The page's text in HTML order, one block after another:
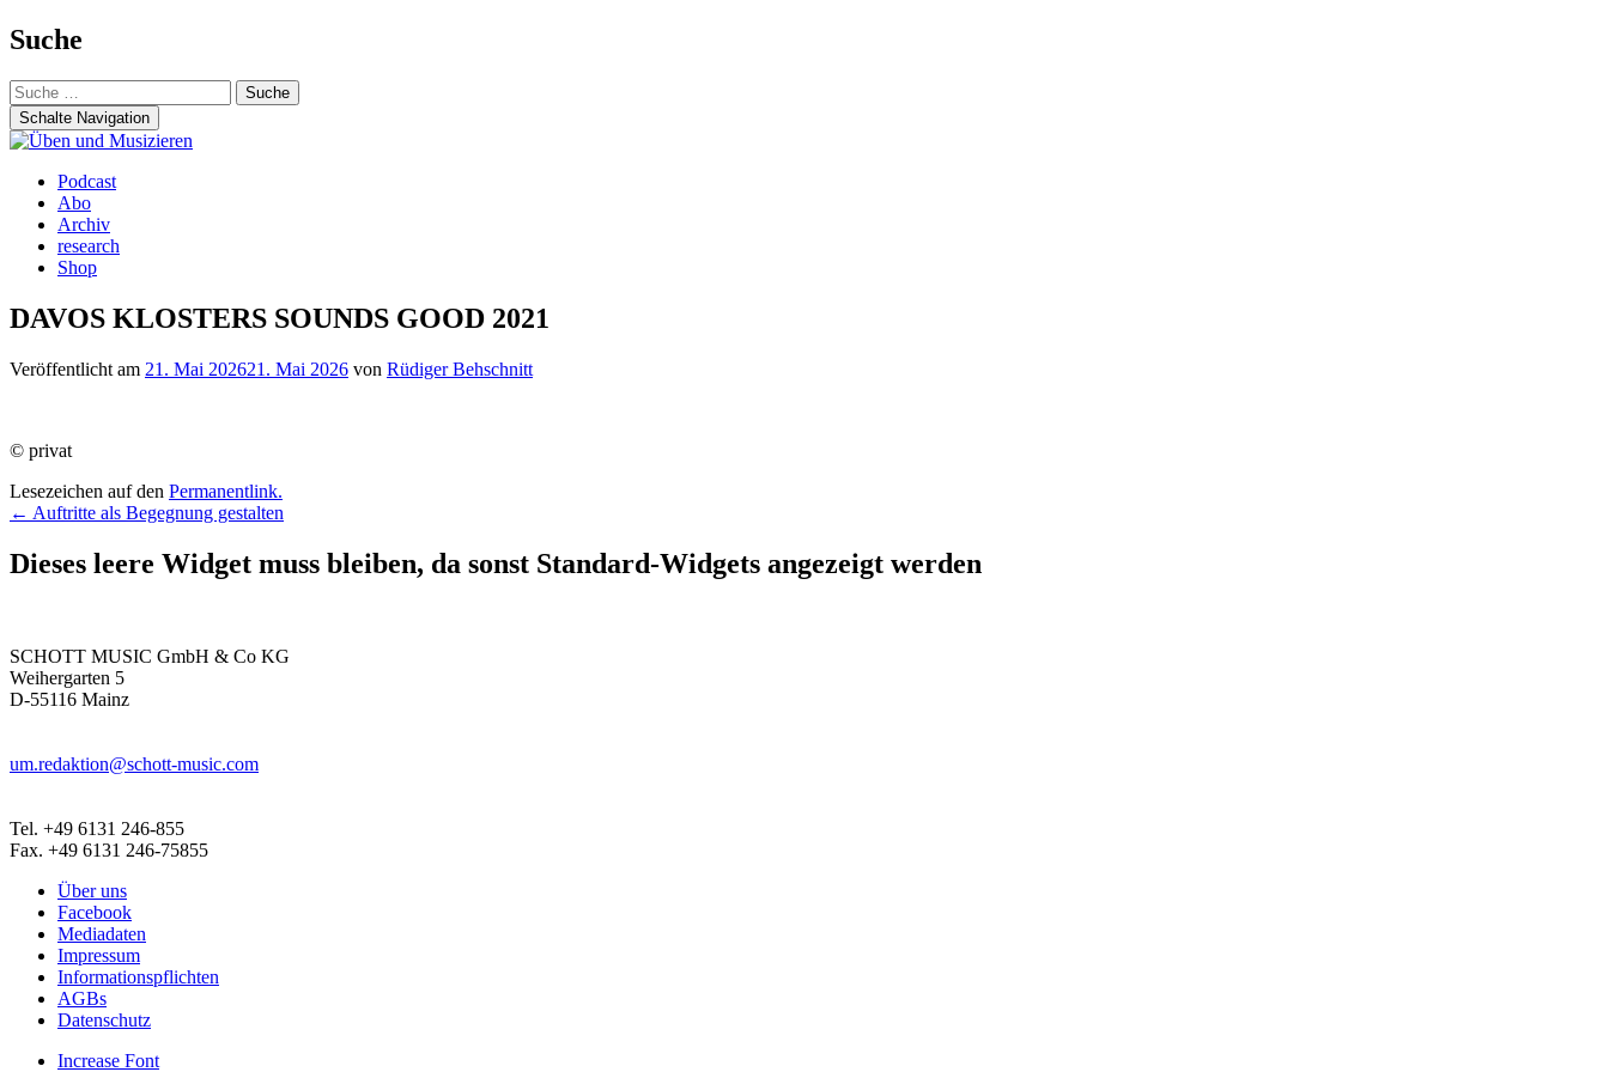
Suche
Suche
nach:
Schalte Navigation
Zum
Inhalt
springen
Podcast
Abo
Archiv
research
Shop
DAVOS KLOSTERS SOUNDS GOOD 2021
Veröffentlicht am 21. Mai 202621. Mai 2026 von Rüdiger Behschnitt
© privat
Lesezeichen auf den Permanentlink.
Beitrags-
Navigation
← Auftritte als Begegnung gestalten
Dieses leere Widget muss bleiben, da sonst Standard-Widgets angezeigt werden
SCHOTT MUSIC GmbH & Co KG
Weihergarten 5
D-55116 Mainz
um.redaktion@schott-music.com
Tel. +49 6131 246-855
Fax. +49 6131 246-75855
Über uns
Facebook
Mediadaten
Impressum
Informationspflichten
AGBs
Datenschutz
Increase Font